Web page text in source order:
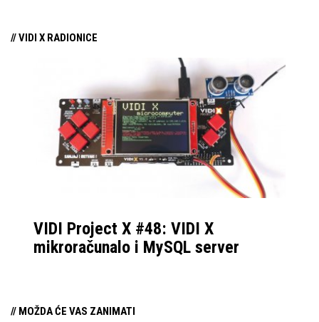
// VIDI X RADIONICE
VIDI Project X #48: VIDI X
mikroračunalo i MySQL server
// MOŽDA ĆE VAS ZANIMATI